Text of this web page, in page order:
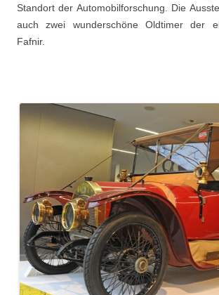
Standort der Automobilforschung. Die
auch zwei wunderschöne Oldtimer der
Fafnir.